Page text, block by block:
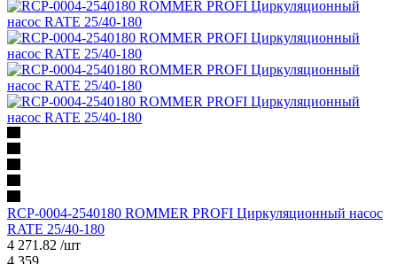
RCP-0004-2540180 ROMMER PROFI Циркуляционный насос
RATE 25/40-180
4 271.82 /шт
4 359